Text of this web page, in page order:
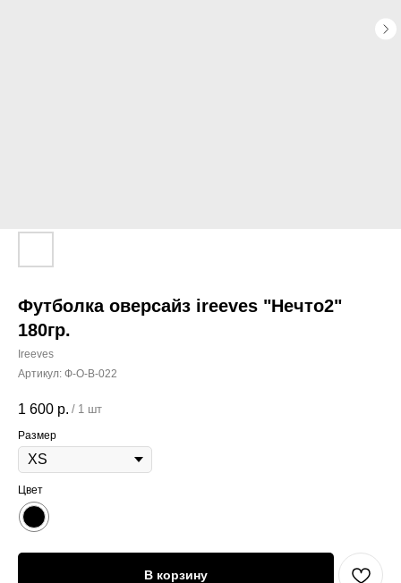
Футболка оверсайз ireeves "Нечто2"
180гр.
Ireeves
Артикул: Ф-О-B-022
1 600 р. / 1 шт
Размер
Цвет
В корзину